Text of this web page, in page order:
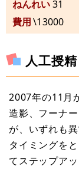
ねんれい31
費用\13000
人工授
2007年の11月
造影、フーナ
が、いずれも
タイミングを
てステップア